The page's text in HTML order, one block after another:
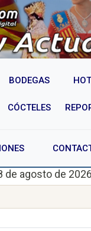
BODEGAS
CÓCTELES
de agosto de 2026